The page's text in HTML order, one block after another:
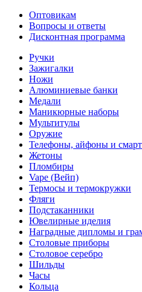
Оптовикам
Вопросы и ответы
Дисконтная программа
Ручки
Зажигалки
Ножи
Алюминиевые банки
Медали
Маникюрные наборы
Мультитулы
Оружие
Телефоны, айфоны и
Жетоны
Пломбиры
Vape (Вейп)
Термосы и термокружки
Фляги
Подстаканники
Ювелирные иделия
Наградные дипломы и
Столовые приборы
Столовое серебро
Шильды
Часы
Кольца